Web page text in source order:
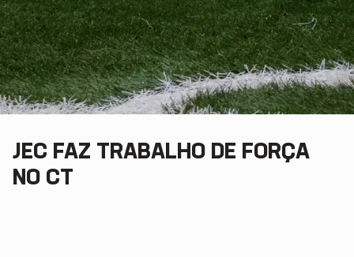
JEC FAZ TRABALHO DE FORÇA
NO CT